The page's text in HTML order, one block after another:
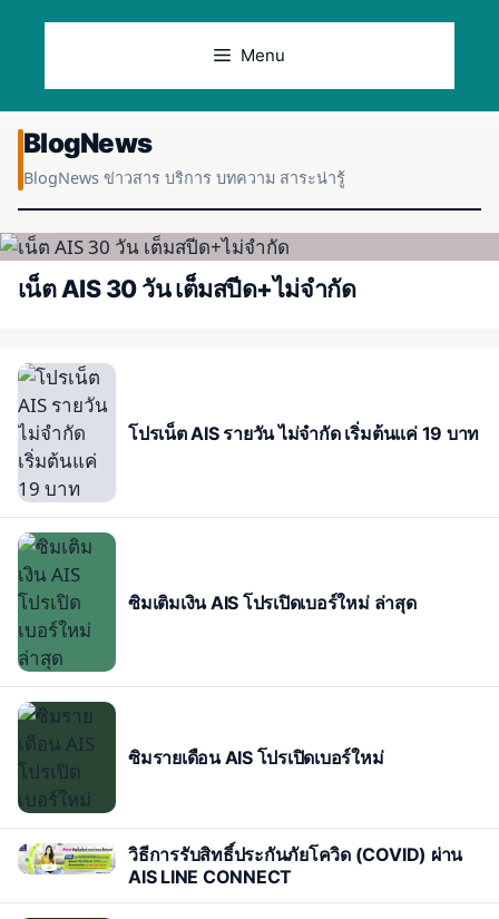
Menu
BlogNews
BlogNews ข่าวสาร บริการ บทความ สาระน่ารู้
เน็ต AIS 30 วัน เต็มสปีด+ไม่จำกัด
โปรเน็ต AIS รายวัน ไม่จำกัด เริ่มต้นแค่ 19 บาท
ซิมเติมเงิน AIS โปรเปิดเบอร์ใหม่ ล่าสุด
ซิมรายเดือน AIS โปรเปิดเบอร์ใหม่
วิธีการรับสิทธิ์ประกันภัยโควิด (COVID) ผ่าน
AIS LINE CONNECT